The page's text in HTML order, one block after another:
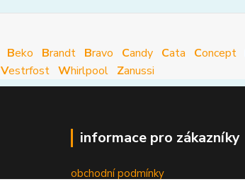
Beko Brandt Bravo Candy Cata Concept
Vestrfost Whirlpool Zanussi
informace pro zákazníky
obchodní podmínky